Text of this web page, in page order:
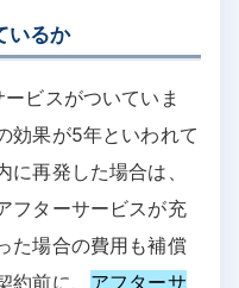
いるか
ビスがついていま
効果が5年といわれて
再発した場合は、
フターサービスが充
た場合の費用も補償
前に、 アフターサ